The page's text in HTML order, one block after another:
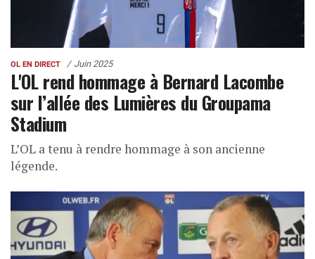
OL EN DIRECT Juin 2025
L'OL rend hommage à Bernard Lacombe
sur l’allée des Lumières du Groupama
Stadium
L’OL a tenu à rendre hommage à son ancienne
légende.